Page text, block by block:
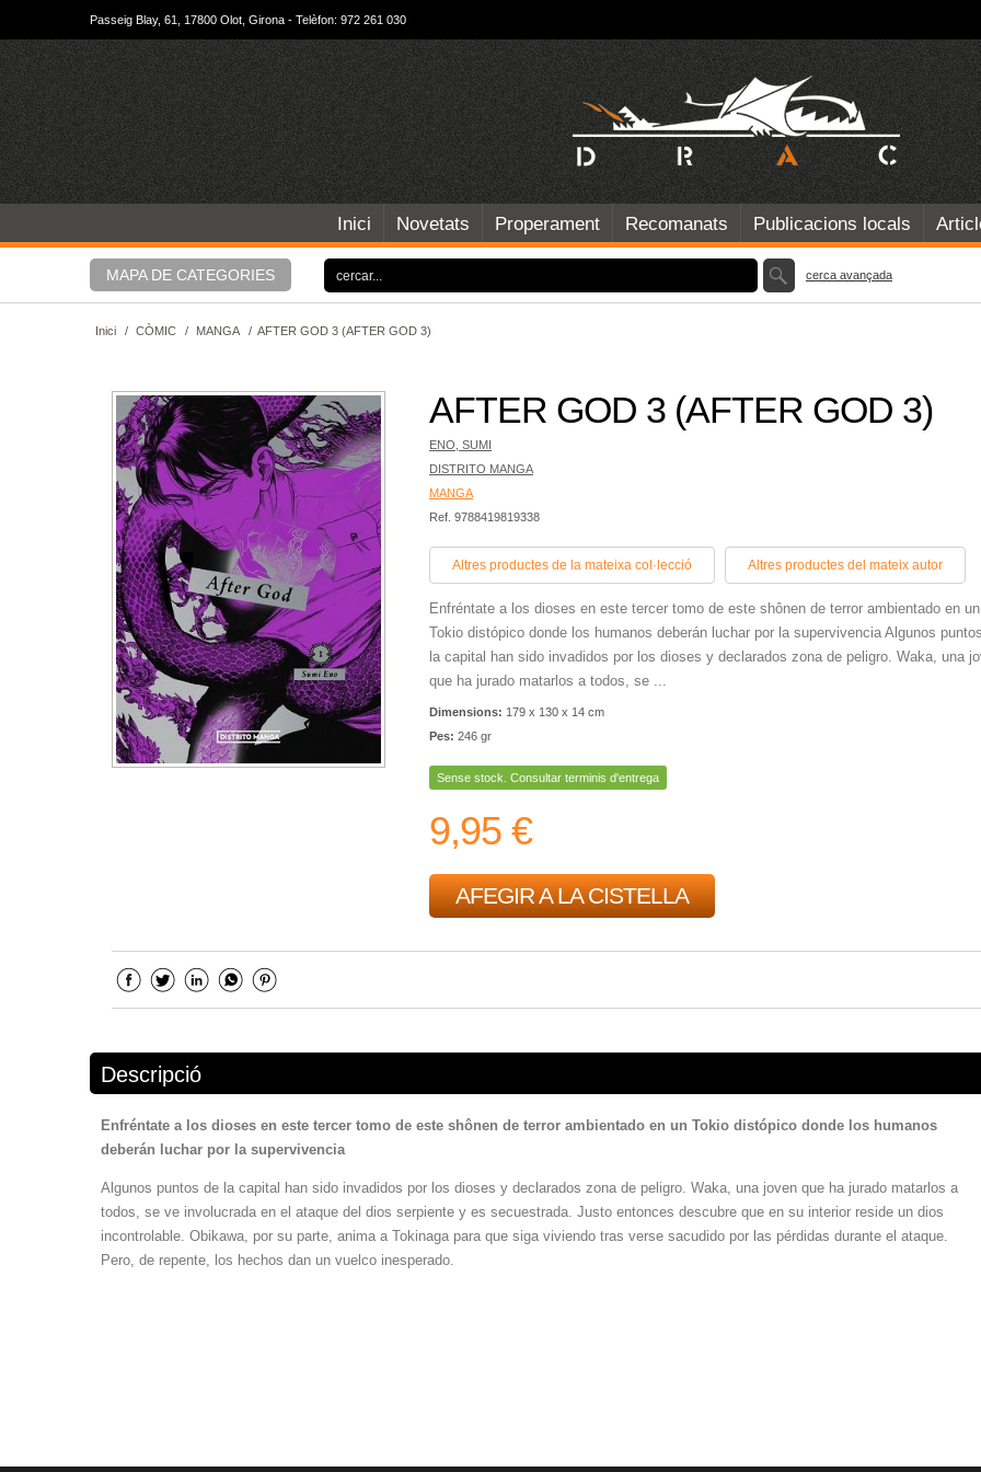
Passeig Blay, 61, 17800 Olot, Girona - Telèfon: 972 261 030
Inici Novetats Properament Recomanats Publicacions locals
MAPA DE CATEGORIES cerca avançada
Inici / CÒMIC / MANGA / AFTER GOD 3 (AFTER GOD 3)
AFTER GOD 3 (AFTER GOD 3)
ENO, SUMI
DISTRITO MANGA
MANGA
Ref. 9788419819338
Altres productes de la mateixa col·lecció Altres productes del mateix autor
Enfréntate a los dioses en este tercer tomo de este shônen de terror ambientado en un
Tokio distópico donde los humanos deberán luchar por la supervivencia Algunos
la capital han sido invadidos por los dioses y declarados zona de peligro. Waka, una
que ha jurado matarlos a todos, se ...
Dimensions: 179 x 130 x 14 cm
Pes: 246 gr
Sense stock. Consultar terminis d'entrega
9,95 €
AFEGIR A LA CISTELLA
Descripció
Enfréntate a los dioses en este tercer tomo de este shônen de terror ambientado en un Tokio distópico donde los humanos
deberán luchar por la supervivencia
Algunos puntos de la capital han sido invadidos por los dioses y declarados zona de peligro. Waka, una joven que ha jurado matarlos a
todos, se ve involucrada en el ataque del dios serpiente y es secuestrada. Justo entonces descubre que en su interior reside un dios
incontrolable. Obikawa, por su parte, anima a Tokinaga para que siga viviendo tras verse sacudido por las pérdidas durante el ataque.
Pero, de repente, los hechos dan un vuelco inesperado.